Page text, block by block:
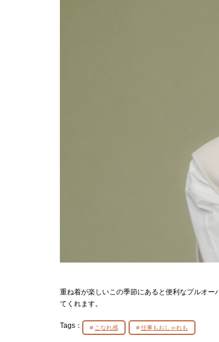
重ね着が楽しいこの季節にあると便利なプルオ
てくれます。
Tags： こなれ感 仕事もおしゃれも